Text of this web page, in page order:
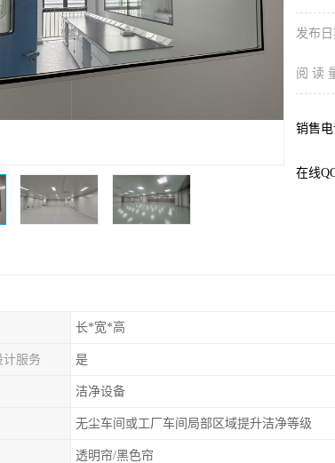
发布日
阅 读
销售电
在线
长*宽*高
计服务 是
洁净设备
无尘车间或工厂车间局部区域提升洁净等级
透明帘/黑色帘